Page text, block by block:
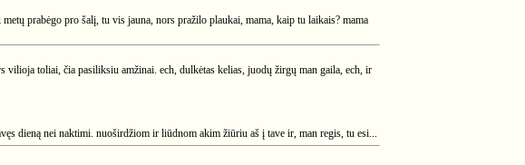
prabėgo pro šalį, tu vis jauna, nors pražilo plaukai, mama, kaip tu laikais? mama
toliai, čia pasiliksiu amžinai. ech, dulkėtas kelias, juodų žirgų man gaila, ech, ir
dieną nei naktimi. nuoširdžiom ir liūdnom akim žiūriu aš į tave ir, man regis, tu esi...